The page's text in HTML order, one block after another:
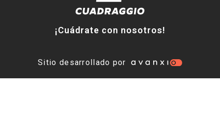
¡Cuádrate con nosotros!
Sitio desarrollado por